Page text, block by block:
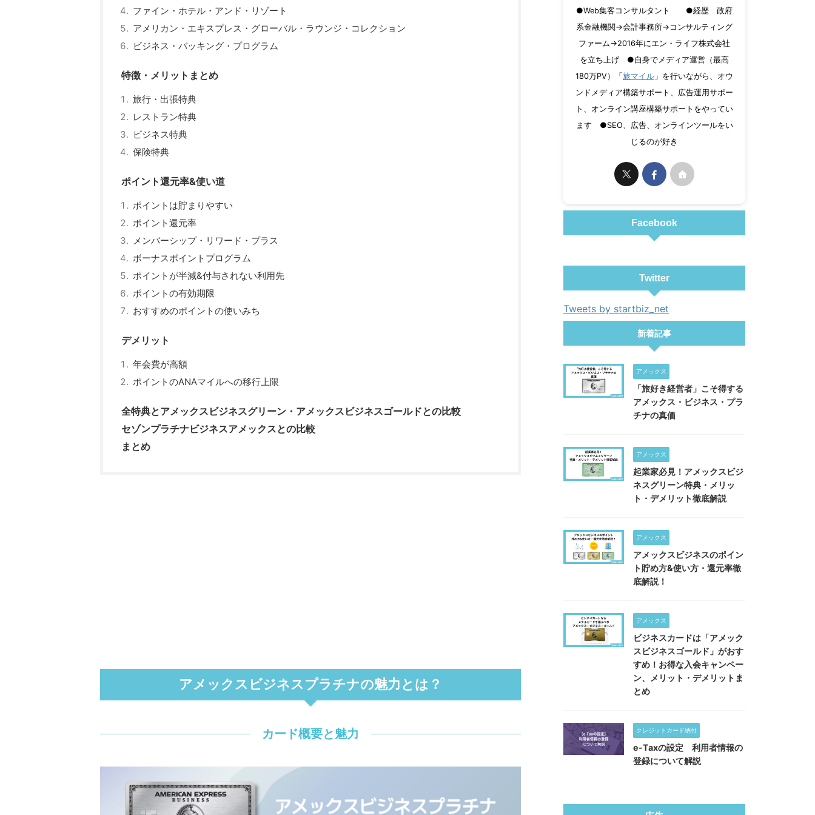
ファイン・ホテル・アンド・リゾート
アメリカン・エキスプレス・グローバル・ラウンジ・コレクション
ビジネス・バッキング・プログラム
特徴・メリットまとめ
旅行・出張特典
レストラン特典
ビジネス特典
保険特典
ポイント還元率&使い道
ポイントは貯まりやすい
ポイント還元率
メンバーシップ・リワード・プラス
ボーナスポイントプログラム
ポイントが半減&付与されない利用先
ポイントの有効期限
おすすめのポイントの使いみち
デメリット
年会費が高額
ポイントのANAマイルへの移行上限
全特典とアメックスビジネスグリーン・アメックスビジネスゴールドとの比較
セゾンプラチナビジネスアメックスとの比較
まとめ
アメックスビジネスプラチナの魅力とは？
カード概要と魅力
●Web集客コンサルタント ●経歴 政府
系金融機関→会計事務所→コンサルティング
ファーム→2016年にエン・ライフ株式会社
を立ち上げ ●自身でメディア運営（最高
180万PV）「 旅マイル 」を行いながら、オウ
ンドメディア構築サポート、広告運用サポー
ト、オンライン講座構築サポートをやってい
ます ●SEO、広告、オンラインツールをい
じるのが好き
Facebook
Twitter
Tweets by startbiz_net
新着記事
アメックス
「旅好き経営者」こそ得する
アメックス・ビジネス・プラ
チナの真価
アメックス
起業家必見！アメックスビジ
ネスグリーン特典・メリッ
ト・デメリット徹底解説
アメックス
アメックスビジネスのポイン
ト貯め方&使い方・還元率徹
底解説！
アメックス
ビジネスカードは「アメック
スビジネスゴールド」がおす
すめ！お得な入会キャンペー
ン、メリット・デメリットま
とめ
クレジットカード納付
e-Taxの設定 利用者情報の
登録について解説